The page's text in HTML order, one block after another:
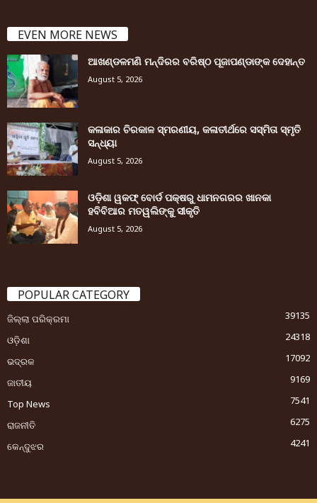
EVEN MORE NEWS
ଆଖଣ୍ଡଳମଣି ମନ୍ଦିରର ବରିଷ୍ଠ ପୂଜାପଣ୍ଡାଙ୍କ ଦେହାନ୍ତ
August 5, 2026
କଳାକାର ଚିରକାଳ ସ୍ମରଣୀୟ, କଳାତୀର୍ଥରେ ସସ୍ମିତା ସ୍ମୃତି
ସନ୍ଧ୍ୟା
August 5, 2026
ଓଡ଼ିଶା ୱକଫ୍ ବୋର୍ଡ ପକ୍ଷରୁ ଧାମନଗରର ଖାନକା
ହବିବିଆର ମତୱଲିଙ୍କୁ ସୀକୃତି
August 5, 2026
POPULAR CATEGORY
ଜିଲ୍ଲା ପରିକ୍ରମା
39135
ଓଡ଼ିଶା
24318
ଭଦ୍ରକ
17092
ଜାତୀୟ
9169
Top News
7541
ରାଜନୀତି
6275
କେନ୍ଦୁଝର
4241